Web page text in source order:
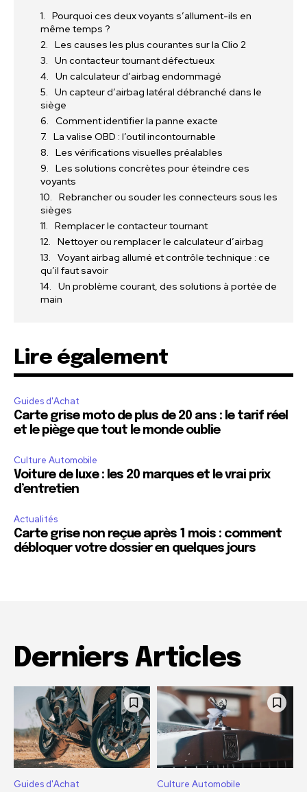
Pourquoi ces deux voyants s’allument-ils en
même temps ?
Les causes les plus courantes sur la Clio 2
Un contacteur tournant défectueux
Un calculateur d’airbag endommagé
Un capteur d’airbag latéral débranché dans le
siège
Comment identifier la panne exacte
La valise OBD : l’outil incontournable
Les vérifications visuelles préalables
Les solutions concrètes pour éteindre ces
voyants
Rebrancher ou souder les connecteurs sous les
sièges
Remplacer le contacteur tournant
Nettoyer ou remplacer le calculateur d’airbag
Voyant airbag allumé et contrôle technique : ce
qu’il faut savoir
Un problème courant, des solutions à portée de
main
Lire également
Guides d'Achat
Carte grise moto de plus de 20 ans : le tarif réel
et le piège que tout le monde oublie
Culture Automobile
Voiture de luxe : les 20 marques et le vrai prix
d’entretien
Actualités
Carte grise non reçue après 1 mois : comment
débloquer votre dossier en quelques jours
Derniers Articles
Guides d'Achat Culture Automobile